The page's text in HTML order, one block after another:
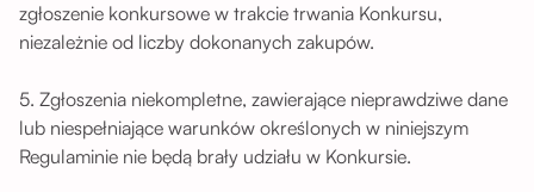
zgłoszenie konkursowe w trakcie trwania Konkursu,
niezależnie od liczby dokonanych zakupów.
5. Zgłoszenia niekompletne, zawierające nieprawdziwe dane
lub niespełniające warunków określonych w niniejszym
Regulaminie nie będą brały udziału w Konkursie.